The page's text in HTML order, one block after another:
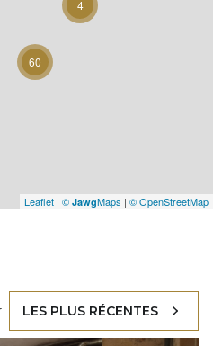
4
60
Leaflet | © JawgMaps | © OpenStreetMap
LES PLUS RÉCENTES